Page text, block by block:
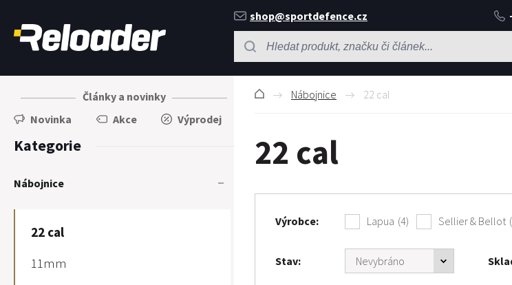
shop@sportdefence.cz
Články a novinky
Novinka
Akce Výprodej
Kategorie
Nábojnice
22 cal
11mm
Nábojnice 22 cal
22 cal
Výrobce Lapua (4) Sellier & Bellot
Stav